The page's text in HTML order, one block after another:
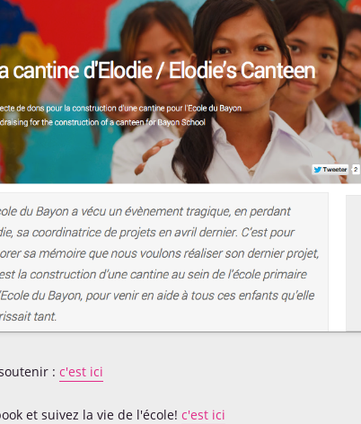
: c'est ici
et suivez la vie de l'école! c'est ici